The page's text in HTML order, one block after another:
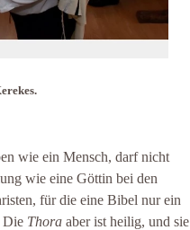
wie ein Mensch, darf nicht
wie eine Göttin bei den
für die eine Bibel nur ein
Die Thora aber ist heilig, und sie